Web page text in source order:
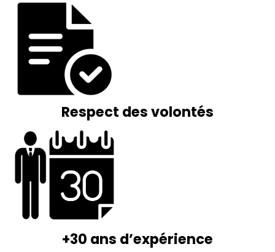
Respect des volontés
+30 ans d’expérience